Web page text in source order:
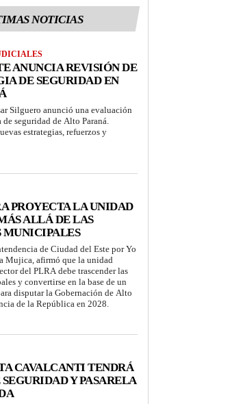
NOTICIAS
ANUNCIA REVISIÓN DE
DE SEGURIDAD EN
Silguero anunció una evaluación
seguridad de Alto Paraná.
estrategias, refuerzos y
PROYECTA LA UNIDAD
ALLÁ DE LAS
MUNICIPALES
de Ciudad del Este por Yo
Mujica, afirmó que la unidad
del PLRA debe trascender las
y convertirse en la base de un
disputar la Gobernación de Alto
de la República en 2028.
CAVALCANTI TENDRÁ
Y PASARELA